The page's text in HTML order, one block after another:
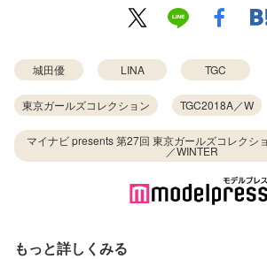
城田優 LINA TGC
東京ガールズコレクション TGC2018A／W
マイナビ presents 第27回 東京ガールズコレクシ
／WINTER
もっと詳しくみる